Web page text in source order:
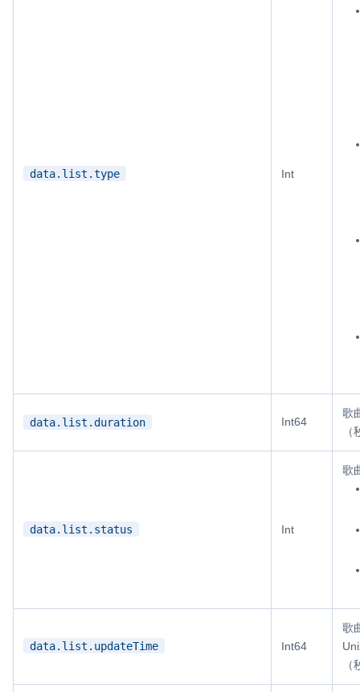
data.list.type Int
data.list.duration Int64
歌
data.list.status Int
歌
data.list.updateTime Int64
歌